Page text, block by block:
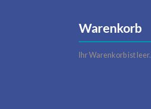
Warenkorb
Ihr Warenkorb ist leer.